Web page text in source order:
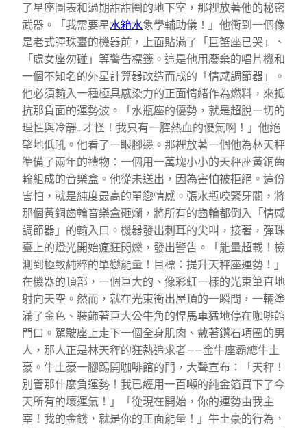
了星座圖表和過期甜甜圈的地下室，那裡放著他的秘密
武器。「我需要星水箱水象學輔助儀！」他衝到一個像
是老式彈珠臺的機器前，上面貼滿了「巨蟹座已哭」、
「處女座勿碰」等警告標籤。這是他用廢棄的唱片機和
一個不知名的外星計算器改造而成的「情感調節器」。
他必須輸入一種極具感染力的正面情緒作為燃料，來抵
抗那負面的運勢波。「水瓶座的優勢，就是超脫一切的
理性與冷靜…才怪！我只有一腔熱血的傻氣啊！」他絕
望地低吼。他看了一眼腳邊。那裡放著一個他為林天秤
準備了兩年的禮物：一個用一萬塊小小的天秤座黃銅齒
輪組成的音樂盒。他從未送出，因為害怕被拒絕。這份
害怕，就是純度最高的單戀情感。張水瓶咬緊牙關，將
那個黃銅齒輪音樂盒砸爛，將所有的齒輪都倒入「情感
調節器」的輸入口。機器發出刺耳的尖叫，接著，彈珠
臺上的燈光開始瘋狂閃爍，發出警告。「能量超載！檢
測到極致純粹的單戀能量！目標：提升天秤座運勢！」
在機器的頂部，一個巨大的、像彩虹一樣的光束筆直地
射向天空。然而，就在光束衝出屋頂的一瞬間，一輛塗
滿了金色、裝飾著巨大公牛角的悍馬車猛地停在咖啡館
門口。駕駛座上走下一個全身肌肉、戴著鑽石項圈的男
人，那人正是林天秤的狂熱追求者——金牛座霸總牛土
豪。牛土豪一腳踢開咖啡館的門，大聲宣布：「天秤！
別管那什麼負運勢！我已經用一百噸的純金箔買下了今
天所有的壞運氣！」「從現在開始，你的運勢由我主
宰！我的金錢，就是你的正面能量！」牛土豪的行為，